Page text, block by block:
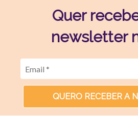
Quer
newsletter
QUERO RECEBER A